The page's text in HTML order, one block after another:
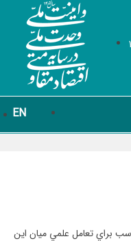
EN
براي تعامل علمي ميان اين